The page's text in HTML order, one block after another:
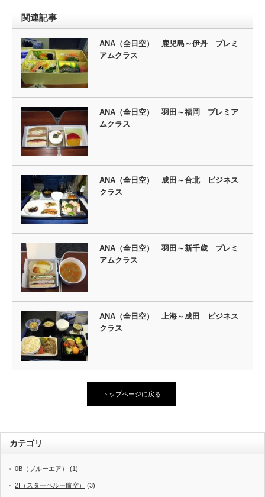
関連記事
ANA（全日空） 鹿児島～伊丹 プレミ
アムクラス
ANA（全日空） 羽田～福岡 プレミア
ムクラス
ANA（全日空） 成田～台北 ビジネス
クラス
ANA（全日空） 羽田～新千歳 プレミ
アムクラス
ANA（全日空） 上海～成田 ビジネス
クラス
トップページに戻る
カテゴリ
0B（ブルーエア） (1)
2I（スターペルー航空） (3)